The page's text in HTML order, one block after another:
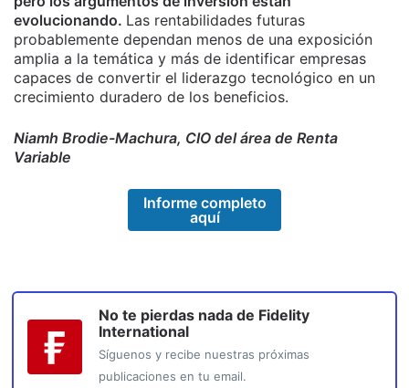
evolucionando. Las rentabilidades futuras
probablemente dependan menos de una exposición
amplia a la temática y más de identificar empresas
capaces de convertir el liderazgo tecnológico en un
crecimiento duradero de los beneficios.
Niamh Brodie-Machura, CIO del área de Renta
Variable
Informe completo
aquí
No te pierdas nada de Fidelity
International
Síguenos y recibe nuestras próximas
publicaciones en tu email.